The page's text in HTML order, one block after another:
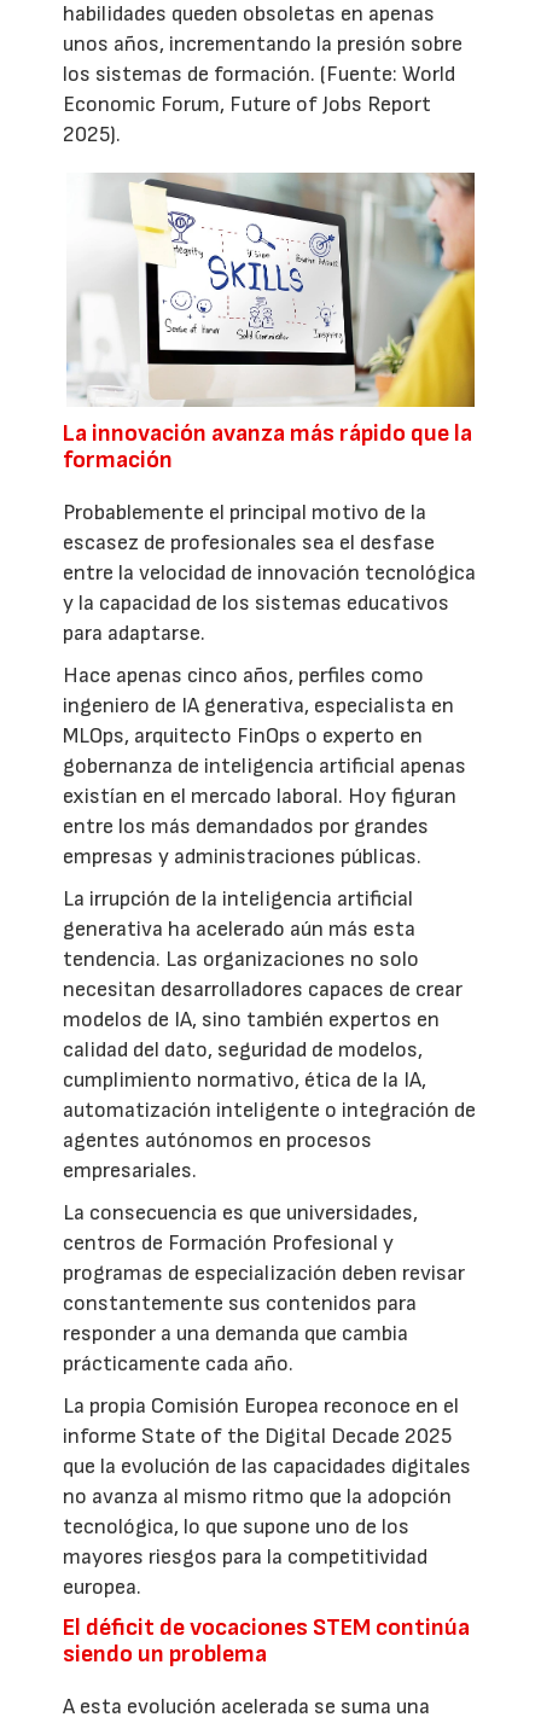
habilidades queden obsoletas en apenas
unos años, incrementando la presión sobre
los sistemas de formación. (Fuente: World
Economic Forum, Future of Jobs Report
2025).
La innovación avanza más rápido que la
formación
Probablemente el principal motivo de la
escasez de profesionales sea el desfase
entre la velocidad de innovación tecnológica
y la capacidad de los sistemas educativos
para adaptarse.
Hace apenas cinco años, perfiles como
ingeniero de IA generativa, especialista en
MLOps, arquitecto FinOps o experto en
gobernanza de inteligencia artificial apenas
existían en el mercado laboral. Hoy figuran
entre los más demandados por grandes
empresas y administraciones públicas.
La irrupción de la inteligencia artificial
generativa ha acelerado aún más esta
tendencia. Las organizaciones no solo
necesitan desarrolladores capaces de crear
modelos de IA, sino también expertos en
calidad del dato, seguridad de modelos,
cumplimiento normativo, ética de la IA,
automatización inteligente o integración de
agentes autónomos en procesos
empresariales.
La consecuencia es que universidades,
centros de Formación Profesional y
programas de especialización deben revisar
constantemente sus contenidos para
responder a una demanda que cambia
prácticamente cada año.
La propia Comisión Europea reconoce en el
informe State of the Digital Decade 2025
que la evolución de las capacidades digitales
no avanza al mismo ritmo que la adopción
tecnológica, lo que supone uno de los
mayores riesgos para la competitividad
europea.
El déficit de vocaciones STEM continúa
siendo un problema
A esta evolución acelerada se suma una